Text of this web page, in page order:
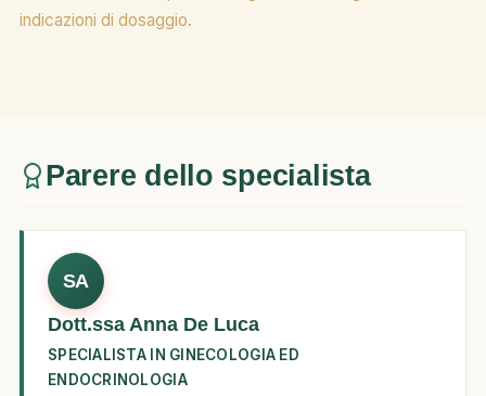
indicazioni di dosaggio.
Parere dello specialista
SA
Dott.ssa Anna De Luca
SPECIALISTA IN GINECOLOGIA ED
ENDOCRINOLOGIA